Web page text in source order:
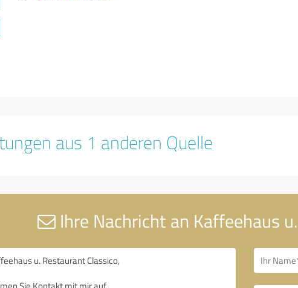
aus 1 anderen Quelle
Ihre Nachricht an Kaffeehaus